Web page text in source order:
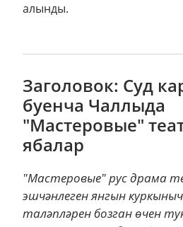
алынды.
Заголовок: Суд
буенча Чаллыда
"Мастеровые"
ябалар
"Мастеровые" рус драма
эшчәнлеген янгын
таләпләрен бозган өчен